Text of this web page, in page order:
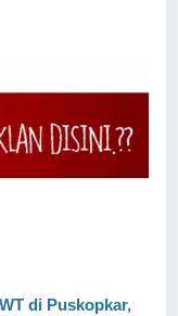
di Puskopkar,